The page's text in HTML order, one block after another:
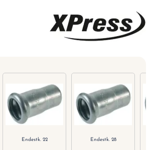
Endestk. 22 Endestk. 28